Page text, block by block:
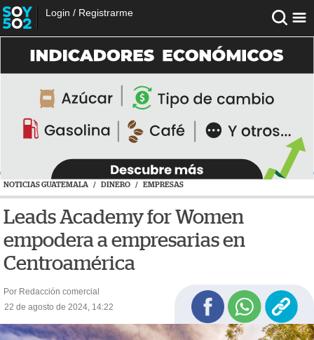
Login / Registrarme
NOTICIAS GUATEMALA / DINERO / EMPRESAS
Leads Academy for Women
empodera a empresarias en
Centroamérica
Por Redacción comercial
22 de agosto de 2024, 14:22